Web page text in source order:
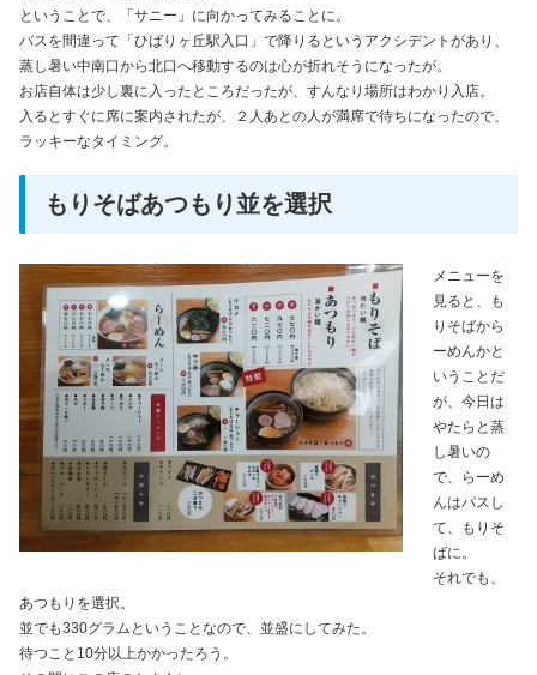
ということで、「サニー」に向かってみることに。
バスを間違って「ひばりヶ丘駅入口」で降りるというアクシデントがあり、
蒸し暑い中南口から北口へ移動するのは心が折れそうになったが。
お店自体は少し裏に入ったところだったが、すんなり場所はわかり入店。
入るとすぐに席に案内されたが、２人あとの人が満席で待ちになったので、
ラッキーなタイミング。
もりそばあつもり並を選択
メニューを
見ると、も
りそばから
ーめんかと
いうことだ
が、今日は
やたらと蒸
し暑いの
で、らーめ
んはパスし
て、もりそ
ばに。
それでも、
あつもりを選択。
並でも330グラムということなので、並盛にしてみた。
待つこと10分以上かかったろう。